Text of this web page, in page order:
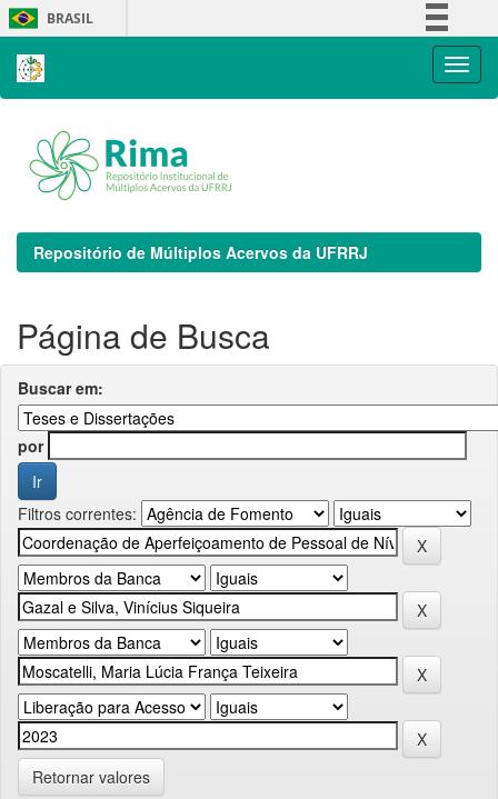
Skip
navigation
BRASIL
Repositório de Múltiplos Acervos da UFRRJ
Página de Busca
Buscar em:
por
Filtros correntes:
Retornar valores